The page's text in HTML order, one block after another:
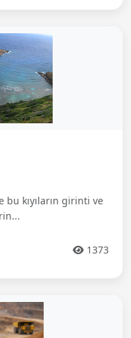
bu kıyıların girinti ve
1373